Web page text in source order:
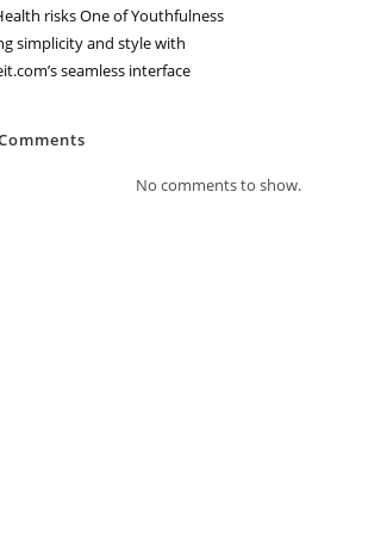
risks One of Youthfulness
simplicity and style with
seamless interface
No comments to show.